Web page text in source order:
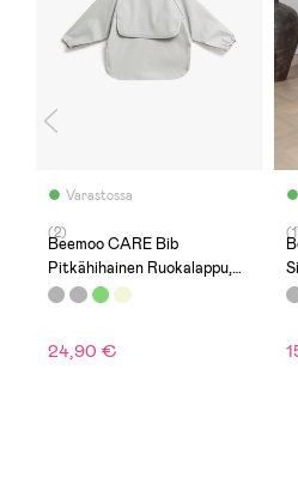
Varastossa
(2)
Beemoo CARE Bib
Pitkähihainen Ruokalappu,
Light Grey
24,90 €